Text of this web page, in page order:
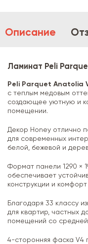
Описание
Ламинат Peli
Peli Parquet Anatolia
с теплым медовым
создающее уютную и
помещении.
Декор Honey отлично
для современных
белой, бежевой и
Формат панели 1290 ×
обеспечивает
конструкции и комфорт
Благодаря 33 классу
для квартир, частных
помещений со средней
4-сторонняя фаска V4